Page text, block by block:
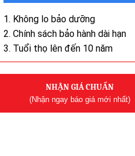
1. Không lo bảo dưỡng
2. Chính sách bảo hành dài hạn
3. Tuổi thọ lên đến 10 năm
NHẬN GIÁ CHUẨN
(Nhận ngay báo giá mới nhất)